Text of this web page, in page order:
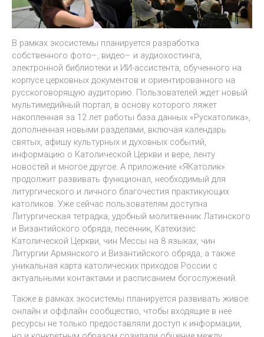
В рамках экосистемы планируется разработка
собственного фото–, видео– и аудиохостинга,
электронной библиотеки и ИИ-ассистента, обученного на
корпусе церковных документов и ориентированного на
русскоговорящую аудиторию. Пользователей ждет новый
мультимедийный портал, в основу которого ляжет
накопленная за 12 лет работы база данных «Рускатолика»,
дополненная новыми разделами, включая календарь
святых, афишу культурных и духовных событий,
информацию о Католической Церкви и вере, ленту
новостей и многое другое. А приложение «ЯКатолик»
продолжит развивать функционал, необходимый для
литургического и личного благочестия практикующих
католиков. Уже сейчас пользователям доступна
Литургическая тетрадка, удобный молитвенник Латинского
и Византийского обряда, песенник, Катехизис
Католической Церкви, чин Мессы на 8 языках, чин
Литургии Армянского и Византийского обряда, а также
уникальная карта католических приходов России с
актуальными контактами и расписанием богослужений.
Также в рамках экосистемы планируется развивать живое
онлайн и оффлайн сообщество, чтобы входящие в неё
ресурсы не только предоставляли доступ к информации,